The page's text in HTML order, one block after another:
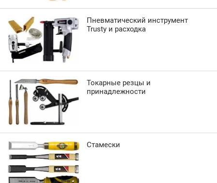
Пневматический инструмент
Trusty и расходка
Токарные резцы и
принадлежности
Стамески